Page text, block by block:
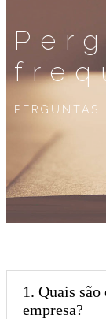
PERGUNTAS
1. Quais
empresa?